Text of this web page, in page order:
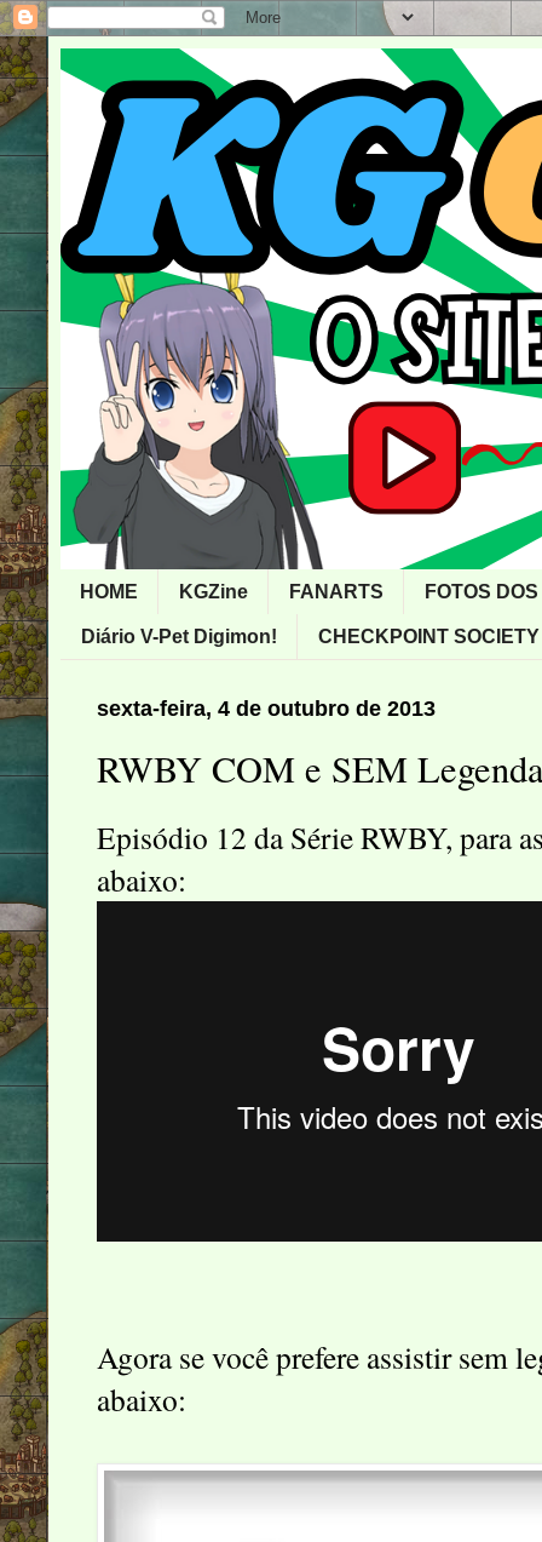
HOME KGZine FANARTS FOTOS
Diário V-Pet Digimon! CHECKPOINT SOCIETY
sexta-feira, 4 de outubro de 2013
RWBY COM e SEM
Episódio 12 da Série RWBY, para
abaixo:
Agora se você prefere assistir sem
abaixo: